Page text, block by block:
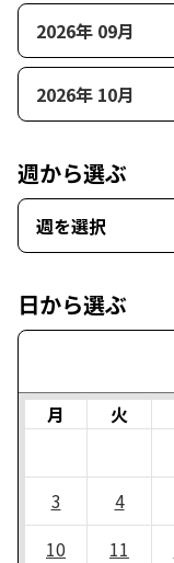
2026年 09月
2026年 10月
週から選ぶ
週を選択
日から選ぶ
月 火
3
4
10
11